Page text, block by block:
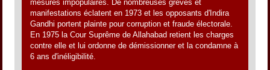
mesures impopulaires. De nombreuses grèves et
manifestations éclatent en 1973 et les opposants d'Indira
Gandhi portent plainte pour corruption et fraude électorale.
En 1975 la Cour Suprême de Allahabad retient les charges
contre elle et lui ordonne de démissionner et la condamne à
6 ans d'inéligibilité.